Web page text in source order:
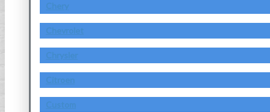
Chery
Chevrolet
Chrysler
Citroen
Custom